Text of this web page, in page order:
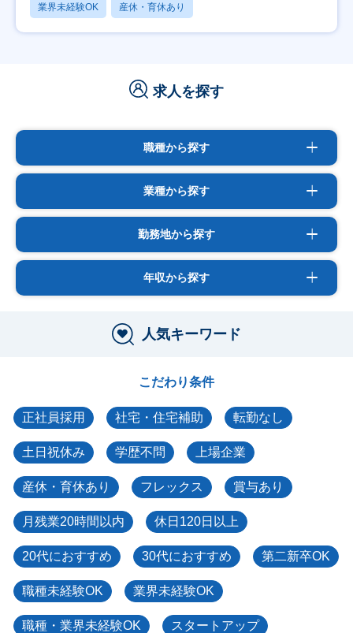
業界未経験OK 産休・育休あり
求人を探す
職種から探す
業種から探す
勤務地から探す
年収から探す
人気キーワード
こだわり条件
正社員採用 社宅・住宅補助 転勤なし
土日祝休み 学歴不問 上場企業
産休・育休あり フレックス 賞与あり
月残業20時間以内 休日120日以上
20代におすすめ 30代におすすめ 第二新卒OK
職種未経験OK 業界未経験OK
職種・業界未経験OK スタートアップ